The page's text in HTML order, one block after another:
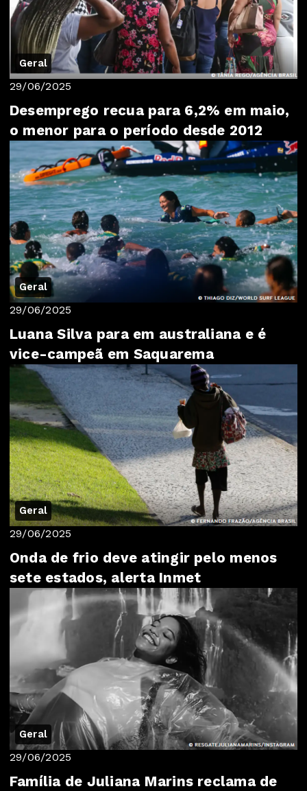
Geral
29/06/2025
Desemprego recua para 6,2% em maio,
o menor para o período desde 2012
Geral
29/06/2025
Luana Silva para em australiana e é
vice-campeã em Saquarema
Geral
29/06/2025
Onda de frio deve atingir pelo menos
sete estados, alerta Inmet
Geral
29/06/2025
Família de Juliana Marins reclama de